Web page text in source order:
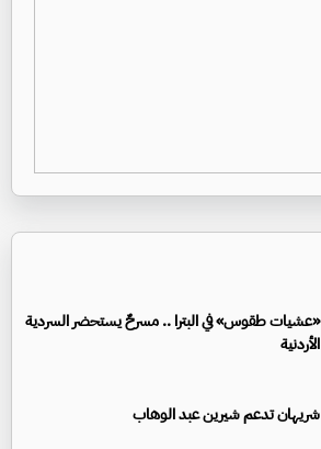
«عشيات طقوس» في البترا .. مسرحٌ يستحضر السردية
الأردنية
شريهان تدعم شيرين عبد الوهاب